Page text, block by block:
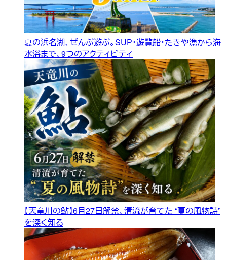
夏の浜名湖、ぜんぶ遊ぶ。SUP・遊覧船・たきや漁から海
水浴まで、9つのアクティビティ
【天竜川の鮎】6月27日解禁、清流が育てた “夏の風物詩”
を深く知る